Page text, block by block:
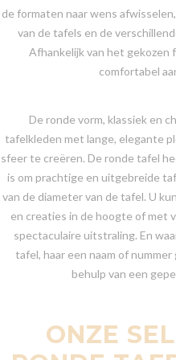
de formaten naar wens
van de tafels en de
Afhankelijk van het gekozen
comfortabel
De ronde vorm, klassiek en
tafelkleden met lange, elegante
sfeer te creëren. De ronde tafel
is om prachtige en uitgebreide
van de diameter van de tafel. U
en creaties in de hoogte of met
spectaculaire uitstraling. En
tafel, haar een naam of
behulp van een
ONZE